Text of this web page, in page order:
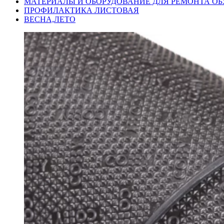
ПРОФИЛАКТИКА ЛИСТОВАЯ
ВЕСНА,ЛЕТО